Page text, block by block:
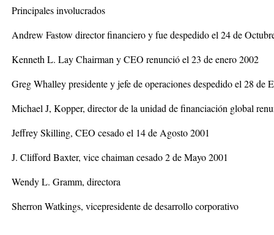
Principales involucrados
Andrew Fastow director financiero y fue despedido el 24 de
Kenneth L. Lay Chairman y CEO renunció el 23 de enero 2002
Greg Whalley presidente y jefe de operaciones despedido el 28 de
Michael J, Kopper, director de la unidad de financiación global
Jeffrey Skilling, CEO cesado el 14 de Agosto 2001
J. Clifford Baxter, vice chaiman cesado 2 de Mayo 2001
Wendy L. Gramm, directora
Sherron Watkings, vicepresidente de desarrollo corporativo